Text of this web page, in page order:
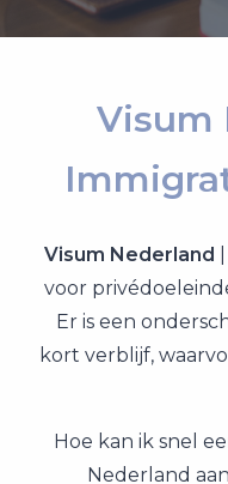
Visum
Visum Nederland
voor
Er is een
kort verblijf,
Hoe kan ik snel
Nederland